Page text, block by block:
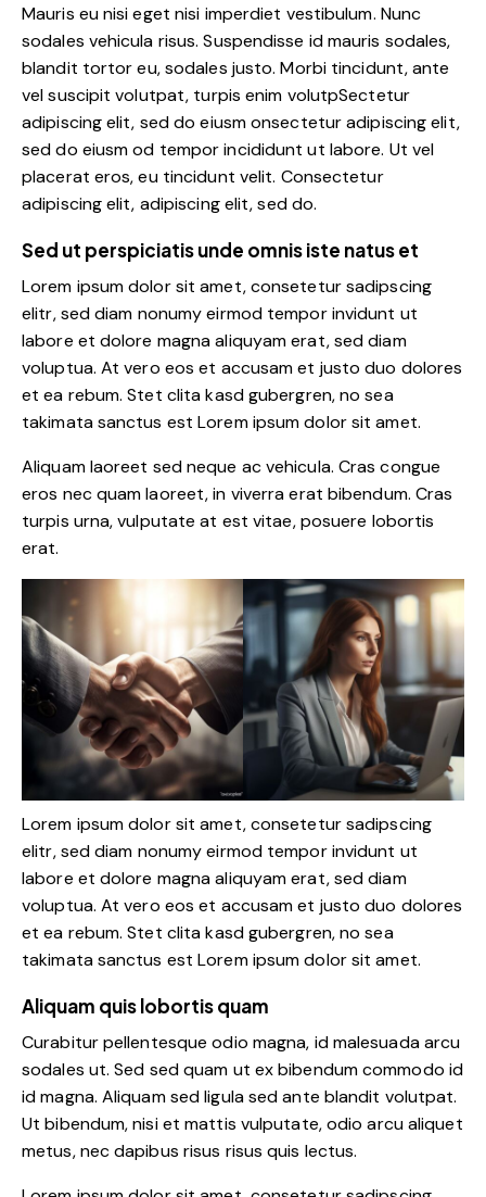
Mauris eu nisi eget nisi imperdiet vestibulum. Nunc
sodales vehicula risus. Suspendisse id mauris sodales,
blandit tortor eu, sodales justo. Morbi tincidunt, ante
vel suscipit volutpat, turpis enim volutpSectetur
adipiscing elit, sed do eiusm onsectetur adipiscing elit,
sed do eiusm od tempor incididunt ut labore. Ut vel
placerat eros, eu tincidunt velit. Consectetur
adipiscing elit, adipiscing elit, sed do.
Sed ut perspiciatis unde omnis iste natus et
Lorem ipsum dolor sit amet, consetetur sadipscing
elitr, sed diam nonumy eirmod tempor invidunt ut
labore et dolore magna aliquyam erat, sed diam
voluptua. At vero eos et accusam et justo duo dolores
et ea rebum. Stet clita kasd gubergren, no sea
takimata sanctus est Lorem ipsum dolor sit amet.
Aliquam laoreet sed neque ac vehicula. Cras congue
eros nec quam laoreet, in viverra erat bibendum. Cras
turpis urna, vulputate at est vitae, posuere lobortis
erat.
Lorem ipsum dolor sit amet, consetetur sadipscing
elitr, sed diam nonumy eirmod tempor invidunt ut
labore et dolore magna aliquyam erat, sed diam
voluptua. At vero eos et accusam et justo duo dolores
et ea rebum. Stet clita kasd gubergren, no sea
takimata sanctus est Lorem ipsum dolor sit amet.
Aliquam quis lobortis quam
Curabitur pellentesque odio magna, id malesuada arcu
sodales ut. Sed sed quam ut ex bibendum commodo id
id magna. Aliquam sed ligula sed ante blandit volutpat.
Ut bibendum, nisi et mattis vulputate, odio arcu aliquet
metus, nec dapibus risus risus quis lectus.